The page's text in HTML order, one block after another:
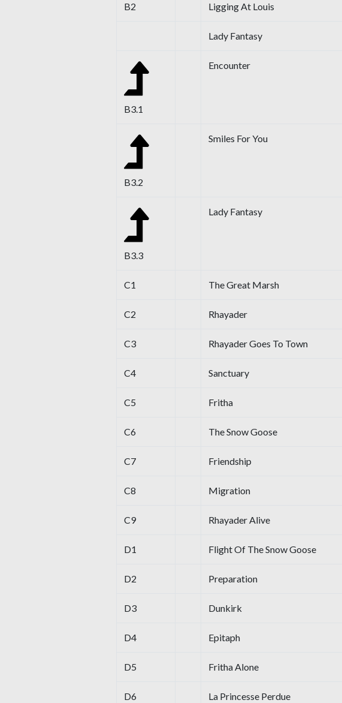
B2 Ligging At Louis
Lady Fantasy
B3.1
Encounter
B3.2
Smiles For You
B3.3
Lady Fantasy
C1 The Great Marsh
C2 Rhayader
C3 Rhayader Goes To Town
C4 Sanctuary
C5 Fritha
C6 The Snow Goose
C7 Friendship
C8 Migration
C9 Rhayader Alive
D1 Flight Of The Snow Goose
D2 Preparation
D3 Dunkirk
D4 Epitaph
D5 Fritha Alone
D6 La Princesse Perdue